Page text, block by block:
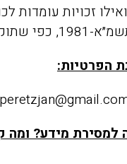
זכויות עומדות
בתיקון 13.
הפרטיות:
למסירת מידע? ומה